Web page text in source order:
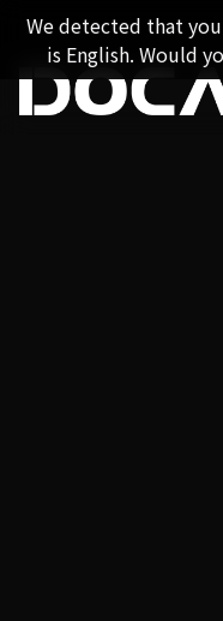
We detected that
is English. Would